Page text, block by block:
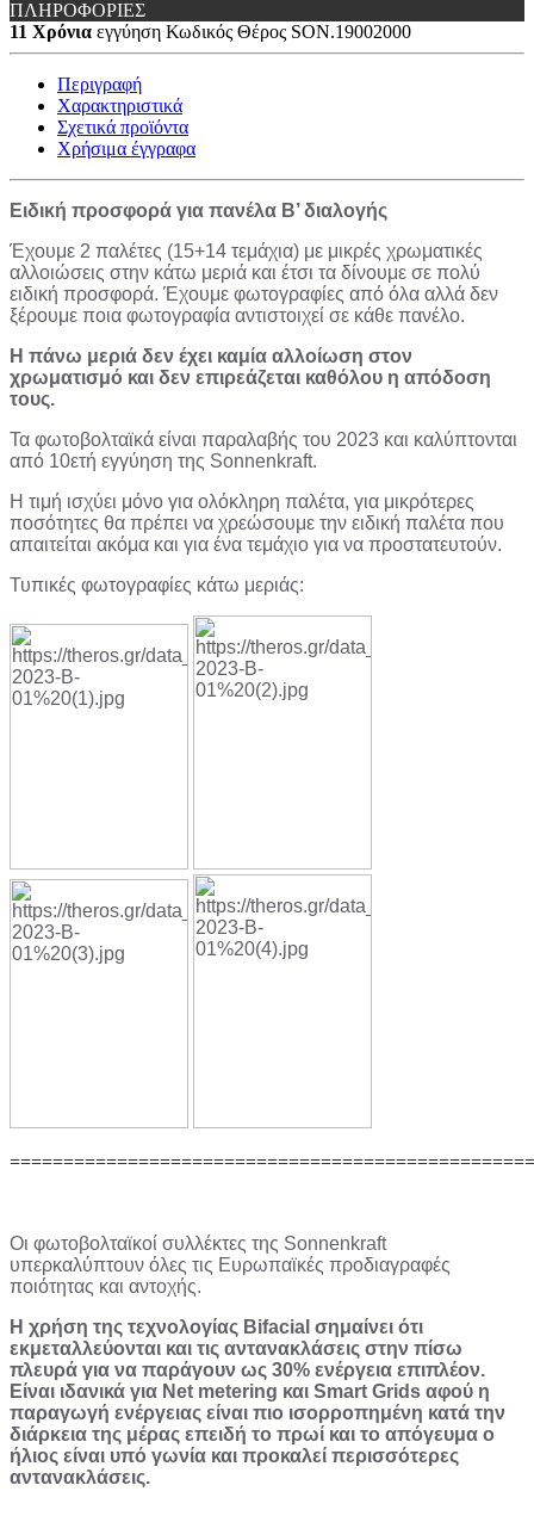
ΠΛΗΡΟΦΟΡΙΕΣ
11 Χρόνια εγγύηση Κωδικός Θέρος SON.19002000
Περιγραφή
Χαρακτηριστικά
Σχετικά προϊόντα
Χρήσιμα έγγραφα
Ειδική προσφορά για πανέλα Β’ διαλογής
Έχουμε 2 παλέτες (15+14 τεμάχια) με μικρές χρωματικές
αλλοιώσεις στην κάτω μεριά και έτσι τα δίνουμε σε πολύ
ειδική προσφορά. Έχουμε φωτογραφίες από όλα αλλά δεν
ξέρουμε ποια φωτογραφία αντιστοιχεί σε κάθε πανέλο.
Η πάνω μεριά δεν έχει καμία αλλοίωση στον
χρωματισμό και δεν επιρεάζεται καθόλου η απόδοση
τους.
Τα φωτοβολταϊκά είναι παραλαβής του 2023 και καλύπτονται
από 10ετή εγγύηση της Sonnenkraft.
Η τιμή ισχύει μόνο για ολόκληρη παλέτα, για μικρότερες
ποσότητες θα πρέπει να χρεώσουμε την ειδική παλέτα που
απαιτείται ακόμα και για ένα τεμάχιο για να προστατευτούν.
Τυπικές φωτογραφίες κάτω μεριάς:
Οι φωτοβολταϊκοί συλλέκτες της Sonnenkraft
υπερκαλύπτουν όλες τις Ευρωπαϊκές προδιαγραφές
ποιότητας και αντοχής.
Η χρήση της τεχνολογίας Bifacial σημαίνει ότι
εκμεταλλεύονται και τις αντανακλάσεις στην πίσω
πλευρά για να παράγουν ως 30% ενέργεια επιπλέον.
Είναι ιδανικά για Net metering και Smart Grids αφού η
παραγωγή ενέργειας είναι πιο ισορροπημένη κατά την
διάρκεια της μέρας επειδή το πρωί και το απόγευμα ο
ήλιος είναι υπό γωνία και προκαλεί περισσότερες
αντανακλάσεις.